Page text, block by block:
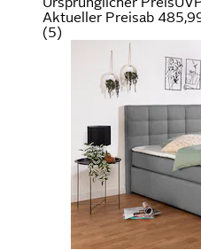
Aktueller Preisab
(5)